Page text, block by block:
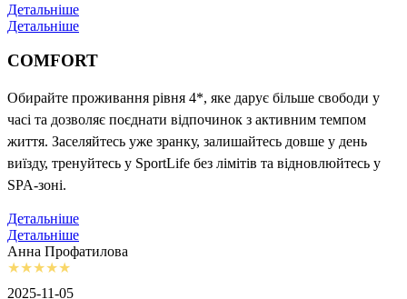
Детальніше
Детальніше
COMFORT
Обирайте проживання рівня 4*, яке дарує більше свободи у
часі та дозволяє поєднати відпочинок з активним темпом
життя. Заселяйтесь уже зранку, залишайтесь довше у день
виїзду, тренуйтесь у SportLife без лімітів та відновлюйтесь у
SPA-зоні.
Детальніше
Детальніше
Анна Профатилова
2025-11-05